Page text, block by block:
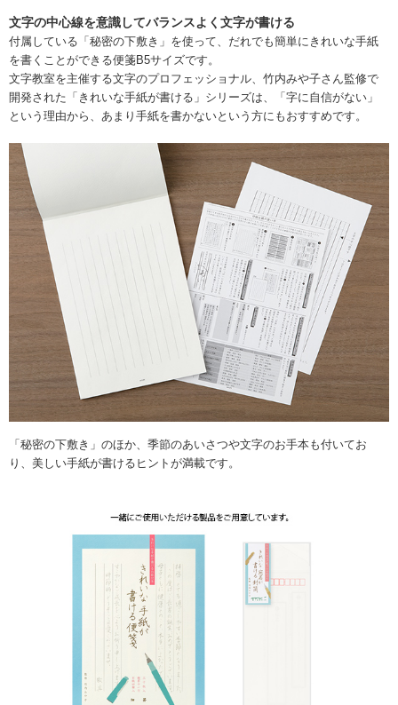
文字の中心線を意識してバランスよく文字が書ける
付属している「秘密の下敷き」を使って、だれでも簡単にきれいな手紙
を書くことができる便箋B5サイズです。
文字教室を主催する文字のプロフェッショナル、竹内みや子さん監修で
開発された「きれいな手紙が書ける」シリーズは、「字に自信がない」
という理由から、あまり手紙を書かないという方にもおすすめです。
「秘密の下敷き」のほか、季節のあいさつや文字のお手本も付いてお
り、美しい手紙が書けるヒントが満載です。